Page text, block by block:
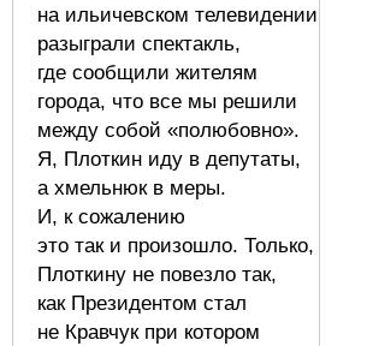
на ильичевском телевидении
разыграли спектакль,
где сообщили жителям
города, что все мы решили
между собой «полюбовно».
Я, Плоткин иду в депутаты,
а хмельнюк в меры.
И, к сожалению
это так и произошло. Только,
Плоткину не повезло так,
как Президентом стал
не Кравчук при котором